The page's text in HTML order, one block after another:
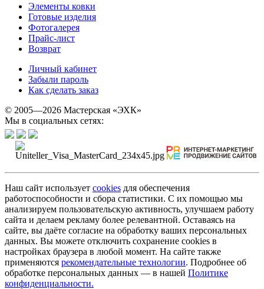
Элементы ковки
Готовые изделия
Фотогалерея
Прайс-лист
Возврат
Личный кабинет
Забыли пароль
Как сделать заказ
© 2005—2026 Мастерская «ЭХК»
Мы в социальных сетях:
Наш сайт использует cookies для обеспечения
работоспособности и сбора статистики. С их помощью мы
анализируем пользовательскую активность, улучшаем работу
сайта и делаем рекламу более релевантной. Оставаясь на
сайте, вы даёте согласие на обработку ваших персональных
данных. Вы можете отключить сохранение cookies в
настройках браузера в любой момент. На сайте также
применяются рекомендательные технологии. Подробнее об
обработке персональных данных — в нашей Политике
конфиденциальности.